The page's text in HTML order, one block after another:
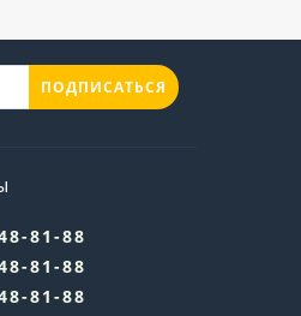
ПОДПИСАТЬСЯ
81-88
81-88
81-88